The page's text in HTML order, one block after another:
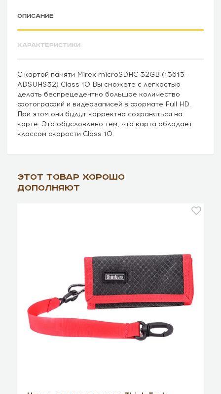
ОПИСАНИЕ
ХАРАКТЕРИСТИКИ
С картой памяти Mirex microSDHC 32GB (13613-
ADSUHS32) Class 10 Вы сможете с легкостью
делать беспрецедентно большое количество
фотографий и видеозаписей в формате Full HD.
При этом они будут корректно сохраняться на
карте. Это обусловлено тем, что карта обладает
классом скорости Class 10.
Этот товар хорошо
дополняют